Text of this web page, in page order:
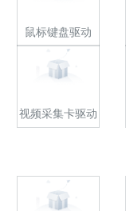
鼠标键盘驱动
视频采集卡驱动